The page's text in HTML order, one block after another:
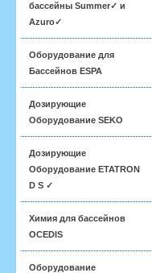
бассейны Summer✓ и
Azuro✓
Оборудование для
Бассейнов ESPA
Дозирующие
Оборудование SEKO
Дозирующие
Оборудование ETATRON
D S ✓
Химия для бассейнов
OCEDIS
Оборудование